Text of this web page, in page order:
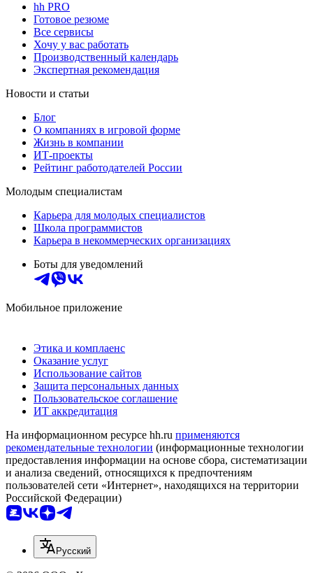
hh PRO
Готовое резюме
Все сервисы
Хочу у вас работать
Производственный календарь
Экспертная рекомендация
Новости и статьи
Блог
О компаниях в игровой форме
Жизнь в компании
ИТ-проекты
Рейтинг работодателей России
Молодым специалистам
Карьера для молодых специалистов
Школа программистов
Карьера в некоммерческих организациях
Боты для уведомлений
Мобильное приложение
Этика и комплаенс
Оказание услуг
Использование сайтов
Защита персональных данных
Пользовательское соглашение
ИТ аккредитация
На информационном ресурсе hh.ru применяются
рекомендательные технологии (информационные технологии
предоставления информации на основе сбора, систематизации
и анализа сведений, относящихся к предпочтениям
пользователей сети «Интернет», находящихся на территории
Российской Федерации)
Русский